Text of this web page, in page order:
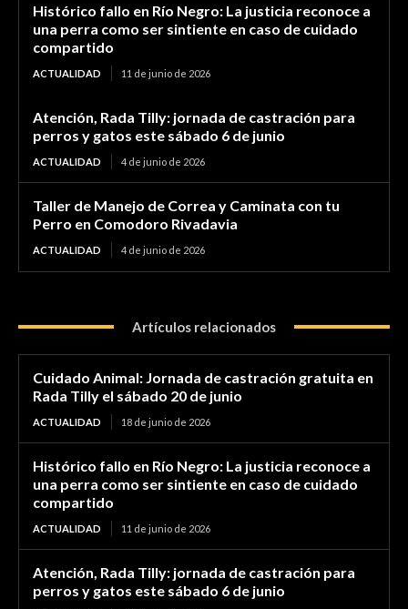
Histórico fallo en Río Negro: La justicia reconoce a
una perra como ser sintiente en caso de cuidado
compartido
ACTUALIDAD 11 de junio de 2026
Atención, Rada Tilly: jornada de castración para
perros y gatos este sábado 6 de junio
ACTUALIDAD 4 de junio de 2026
Taller de Manejo de Correa y Caminata con tu
Perro en Comodoro Rivadavia
ACTUALIDAD 4 de junio de 2026
Artículos relacionados
Cuidado Animal: Jornada de castración gratuita en
Rada Tilly el sábado 20 de junio
ACTUALIDAD 18 de junio de 2026
Histórico fallo en Río Negro: La justicia reconoce a
una perra como ser sintiente en caso de cuidado
compartido
ACTUALIDAD 11 de junio de 2026
Atención, Rada Tilly: jornada de castración para
perros y gatos este sábado 6 de junio